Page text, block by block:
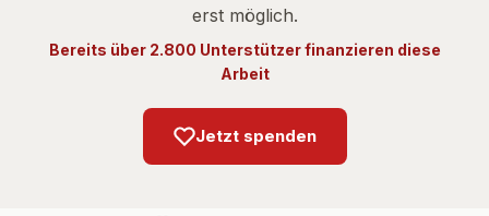
erst möglich.
Bereits über 2.800 Unterstützer finanzieren diese
Arbeit
Jetzt spenden